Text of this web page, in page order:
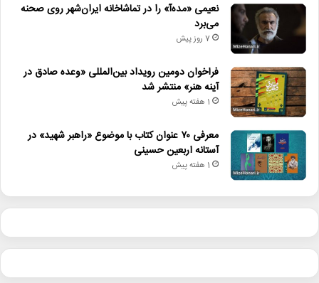
نعیمی «مده‌آ» را در تماشاخانه ایران‌شهر روی صحنه
می‌برد
7 روز پیش
فراخوان دومین رویداد بین‌المللی «وعده صادق در
آینه هنر» منتشر شد
1 هفته پیش
معرفی ۷۰ عنوان کتاب با موضوع «راهبر شهید» در
آستانه اربعین حسینی
1 هفته پیش